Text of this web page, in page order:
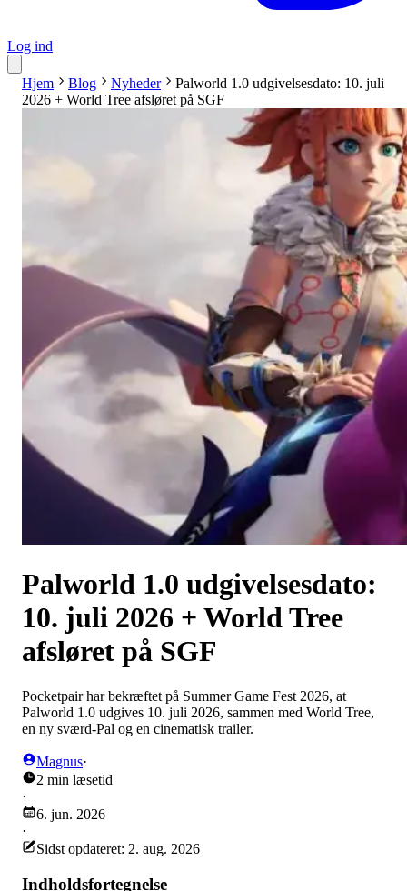
Log ind
Hjem Blog Nyheder
Palworld 1.0 udgivelsesdato: 10. juli
2026 + World Tree afsløret på SGF
Palworld 1.0 udgivelsesdato:
10. juli 2026 + World Tree
afsløret på SGF
Pocketpair har bekræftet på Summer Game Fest 2026, at
Palworld 1.0 udgives 10. juli 2026, sammen med World Tree,
en ny sværd-Pal og en cinematisk trailer.
Magnus·
2 min læsetid
·
6. jun. 2026
·
Sidst opdateret: 2. aug. 2026
Indholdsfortegnelse